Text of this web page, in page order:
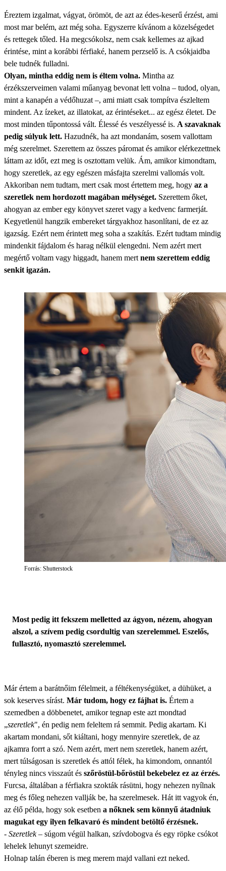
Éreztem izgalmat, vágyat, örömöt, de azt az édes-keserű érzést, ami
most mar belém, azt még soha. Egyszerre kívánom a közelségedet
és rettegek tőled. Ha megcsókolsz, nem csak kellemes az ajkad
érintése, mint a korábbi férfiaké, hanem perzselő is. A csókjaidba
bele tudnék fulladni.
Olyan, mintha eddig nem is éltem volna. Mintha az
érzékszerveimen valami műanyag bevonat lett volna – tudod, olyan,
mint a kanapén a védőhuzat –, ami miatt csak tompítva észleltem
mindent. Az ízeket, az illatokat, az érintéseket... az egész életet. De
most minden tűpontossá vált. Élessé és veszélyessé is. A szavaknak
pedig súlyuk lett. Hazudnék, ha azt mondanám, sosem vallottam
még szerelmet. Szerettem az összes páromat és amikor elérkezettnek
láttam az időt, ezt meg is osztottam velük. Ám, amikor kimondtam,
hogy szeretlek, az egy egészen másfajta szerelmi vallomás volt.
Akkoriban nem tudtam, mert csak most értettem meg, hogy az a
szeretlek nem hordozott magában mélységet. Szerettem őket,
ahogyan az ember egy könyvet szeret vagy a kedvenc farmerját.
Kegyetlenül hangzik embereket tárgyakhoz hasonlítani, de ez az
igazság. Ezért nem érintett meg soha a szakítás. Ezért tudtam mindig
mindenkit fájdalom és harag nélkül elengedni. Nem azért mert
megértő voltam vagy higgadt, hanem mert nem szerettem eddig
senkit igazán.
Forrás: Shutterstock
Most pedig itt fekszem melletted az ágyon, nézem, ahogyan
alszol, a szívem pedig csordultig van szerelemmel. Eszelős,
fullasztó, nyomasztó szerelemmel.
Már értem a barátnőim félelmeit, a féltékenységüket, a dühüket, a
sok keserves sírást. Már tudom, hogy ez fájhat is. Értem a
szemedben a döbbenetet, amikor tegnap este azt mondtad
„szeretlek", én pedig nem feleltem rá semmit. Pedig akartam. Ki
akartam mondani, sőt kiáltani, hogy mennyire szeretlek, de az
ajkamra forrt a szó. Nem azért, mert nem szeretlek, hanem azért,
mert túlságosan is szeretlek és attól félek, ha kimondom, onnantól
tényleg nincs visszaút és szőröstül-bőröstül bekebelez ez az érzés.
Furcsa, általában a férfiakra szokták rásütni, hogy nehezen nyílnak
meg és főleg nehezen vallják be, ha szerelmesek. Hát itt vagyok én,
az élő példa, hogy sok esetben a nőknek sem könnyű átadniuk
magukat egy ilyen felkavaró és mindent betöltő érzésnek.
- Szeretlek– súgom végül halkan, szívdobogva és egy röpke csókot
lehelek lehunyt szemeidre.
Holnap talán éberen is meg merem majd vallani ezt neked.